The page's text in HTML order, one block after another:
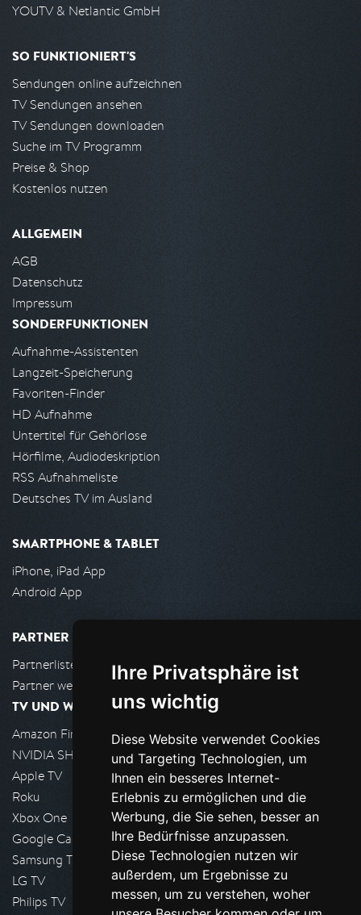
Ihre Privatsphäre ist
uns wichtig
Diese Website verwendet Cookies
und Targeting Technologien, um
Ihnen ein besseres Internet-
Erlebnis zu ermöglichen und die
Werbung, die Sie sehen, besser an
Ihre Bedürfnisse anzupassen.
Diese Technologien nutzen wir
außerdem, um Ergebnisse zu
messen, um zu verstehen, woher
YOUTV & Netlantic GmbH
SO FUNKTIONIERT'S
Sendungen online aufzeichnen
TV Sendungen ansehen
TV Sendungen downloaden
Suche im TV Programm
Preise & Shop
Kostenlos nutzen
ALLGEMEIN
AGB
Datenschutz
Impressum
SONDERFUNKTIONEN
Aufnahme-Assistenten
Langzeit-Speicherung
Favoriten-Finder
HD Aufnahme
Untertitel für Gehörlose
Hörfilme, Audiodeskription
RSS Aufnahmeliste
Deutsches TV im Ausland
SMARTPHONE & TABLET
iPhone, iPad App
Android App
PARTNER
Partnerliste
Partner werden
TV UND WOHNZIMMER
Amazon FireTV
NVIDIA SHIELD, Google TV
Apple TV
Roku
Xbox One
Google Cast
Samsung TV
LG TV
Philips TV